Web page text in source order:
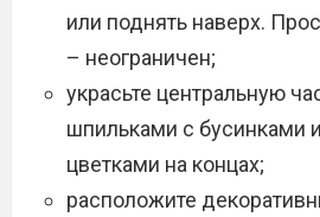
или поднять наверх.
– неограничен;
украсьте центральную
шпильками с бусинками
цветками на концах;
расположите